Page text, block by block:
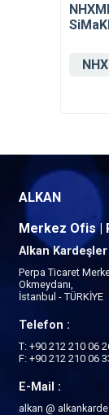
ALKAN
Merkez Ofis |
Alkan
Perpa Ticaret
Okmeydanı,
İstanbul - TÜRKİYE
Telefon :
T: +90 212 210 06
F: +90 212 210 06
E-Mail :
alkan @